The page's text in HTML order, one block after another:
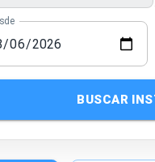
BUSCAR